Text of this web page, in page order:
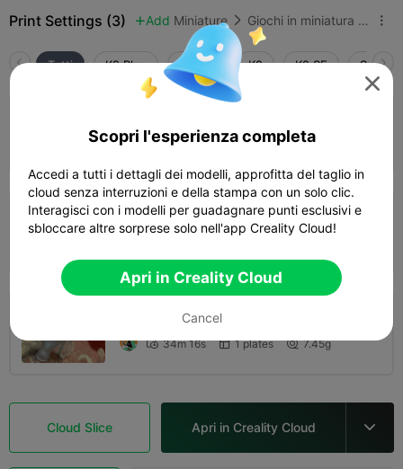
Print Settings (3)  Add Miniature  Giochi in miniatura e Accessori 
Tutti K2 Plus K2 Pro K2 K2 SE
riempimento
 57m 50s  1 plates  12.89g
strato 0,2 mm, 2 pareti, 15% di
riempimento
strato 0,2 mm, 2 pareti, 15% di
 34m 16s  1 plates  7.45g
Cloud Slice Apri in Creality Cloud 

Scopri l'esperienza completa
Accedi a tutti i dettagli dei modelli, approfitta del taglio in
cloud senza interruzioni e della stampa con un solo clic.
Interagisci con i modelli per guadagnare punti esclusivi e
sbloccare altre sorprese solo nell'app Creality Cloud!
Apri in Creality Cloud
Cancel